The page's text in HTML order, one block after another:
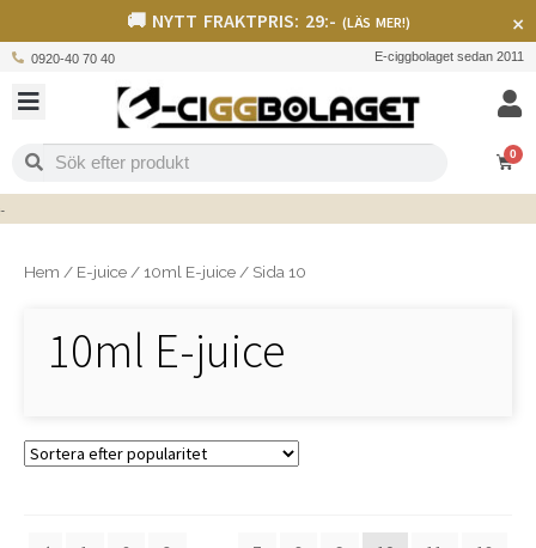
🚚 NYTT FRAKTPRIS: 29:- (LÄS MER!) ×
0920-40 70 40 E-ciggbolaget sedan 2011
0
Hem / E-juice / 10ml E-juice / Sida 10
10ml E-juice